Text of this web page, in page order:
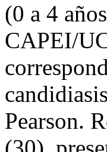
(0 a 4
CAPEI/
Pearson.